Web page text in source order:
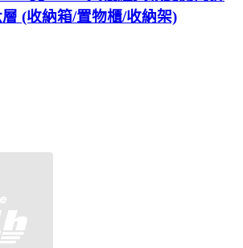
(收納箱/置物櫃/收納架)